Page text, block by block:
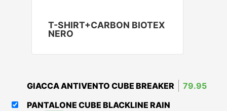
T-SHIRT+CARBON BIOTEX
NERO
GIACCA ANTIVENTO CUBE BREAKER
79.95
PANTALONE CUBE BLACKLINE RAIN